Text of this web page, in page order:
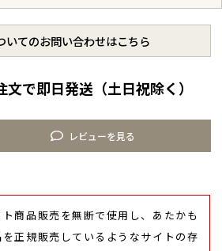
で即日発送（土日祝除く）
いてのお問い合わせはこちら
レビューを見る
商品販売を無断で使用し、あたかも
正規販売しているようなサイトの存